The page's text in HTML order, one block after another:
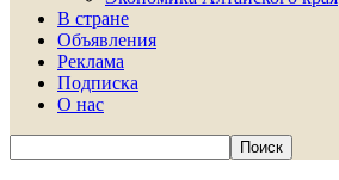
В стране
Объявления
Реклама
Подписка
О нас